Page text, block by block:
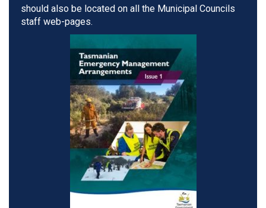
should also be located on all the Municipal Councils
staff web-pages.